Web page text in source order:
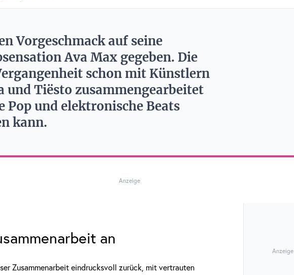
Vorgeschmack auf seine
Ava Max gegeben. Die
schon mit Künstlern
und Tiësto zusammengearbeitet
Pop und elektronische Beats
kann.
Anzeige
an
Zusammenarbeit eindrucksvoll zurück, mit vertrauten
Anzeige